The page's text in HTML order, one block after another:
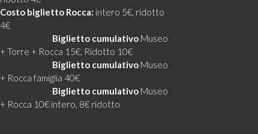
Costo biglietto Rocca: intero 5€, ridotto
4€
Biglietto cumulativoMuseo
+ Torre + Rocca 15€, Ridotto 10€
Biglietto cumulativoMuseo
+ Rocca famiglia 40€
Biglietto cumulativoMuseo
+ Rocca 10€ intero, 8€ ridotto